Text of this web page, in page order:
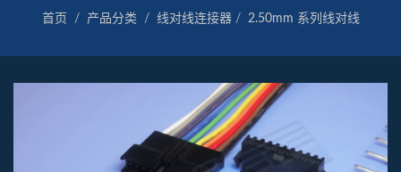
连接器制造。
首页 / 产品分类 / 线对线连接器 / 2.50mm 系列线对线